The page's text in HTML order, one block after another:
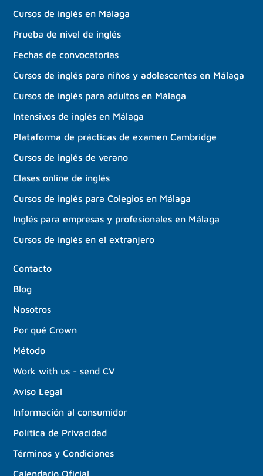
Cursos de inglés en Málaga
Prueba de nivel de inglés
Fechas de convocatorias
Cursos de inglés para niños y adolescentes en Málaga
Cursos de inglés para adultos en Málaga
Intensivos de inglés en Málaga
Plataforma de prácticas de examen Cambridge
Cursos de inglés de verano
Clases online de inglés
Cursos de inglés para Colegios en Málaga
Inglés para empresas y profesionales en Málaga
Cursos de inglés en el extranjero
Contacto
Blog
Nosotros
Por qué Crown
Método
Work with us - send CV
Aviso Legal
Información al consumidor
Política de Privacidad
Términos y Condiciones
Calendario Oficial